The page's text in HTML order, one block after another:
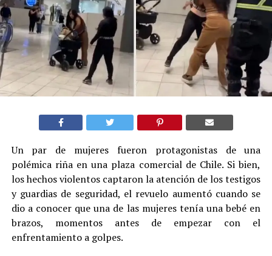
Un par de mujeres fueron protagonistas de una
polémica riña en una plaza comercial de Chile. Si bien,
los hechos violentos captaron la atención de los testigos
y guardias de seguridad, el revuelo aumentó cuando se
dio a conocer que una de las mujeres tenía una bebé en
brazos, momentos antes de empezar con el
enfrentamiento a golpes.